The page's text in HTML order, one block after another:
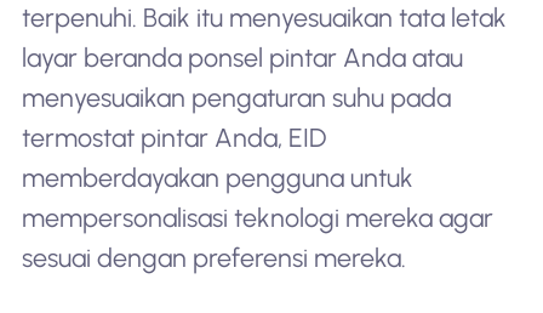
terpenuhi. Baik itu menyesuaikan tata letak
layar beranda ponsel pintar Anda atau
menyesuaikan pengaturan suhu pada
termostat pintar Anda, EID
memberdayakan pengguna untuk
mempersonalisasi teknologi mereka agar
sesuai dengan preferensi mereka.